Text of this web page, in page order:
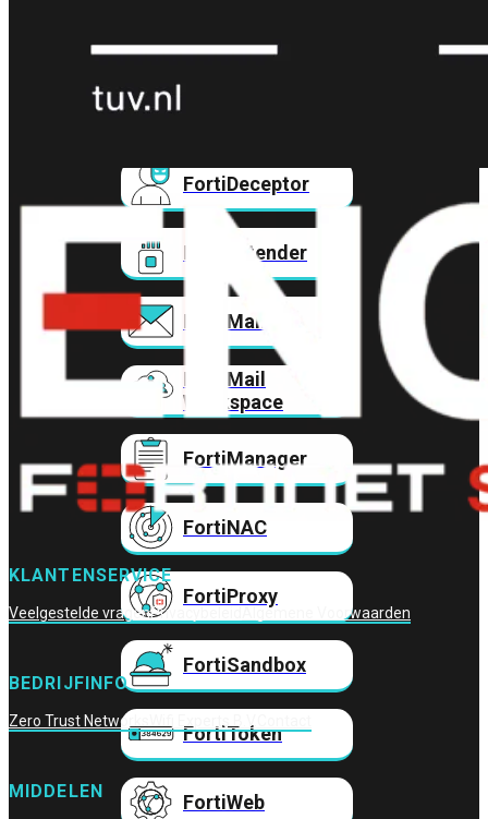
FortiADC
FortiDeceptor
FortiExtender
FortiMail
FortiMail
Workspace
FortiManager
FortiNAC
FortiProxy
FortiSandbox
FortiToken
FortiWeb
KLANTENSERVICE
Veelgestelde vragenPrivacybeleid Algemene Voorwaarden
BEDRIJFINFO
Zero Trust Networks
MIDDELEN